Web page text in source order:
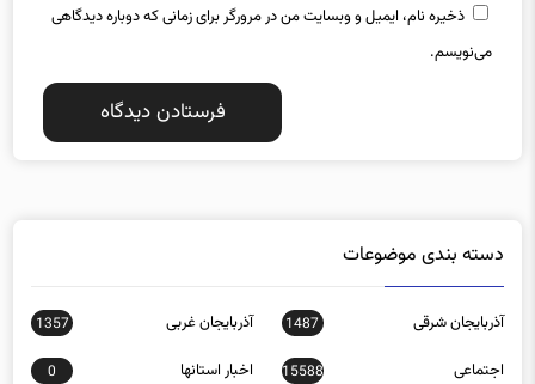
ذخیره نام، ایمیل و وبسایت من در مرورگر برای زمانی که دوباره دیدگاهی
می‌نویسم.
دسته بندی موضوعات
آذربایجان شرقی 1487 آذربایجان غربی 1357
اجتماعی 15588 اخبار استانها 0